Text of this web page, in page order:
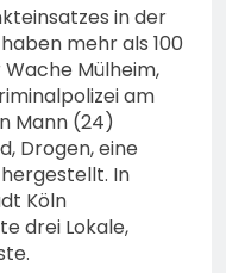
in der
mehr als 100
Mülheim,
am
Mann (24)
Drogen, eine
In
Köln
drei Lokale,